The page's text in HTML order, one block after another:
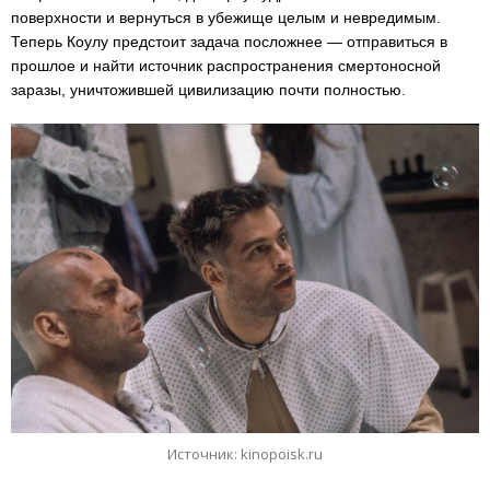
поверхности и вернуться в убежище целым и невредимым.
Теперь Коулу предстоит задача посложнее — отправиться в
прошлое и найти источник распространения смертоносной
заразы, уничтожившей цивилизацию почти полностью.
Источник: kinopoisk.ru